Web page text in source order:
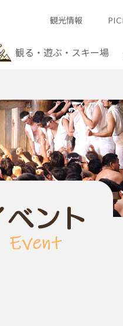
観光情報
観る・遊ぶ・スキー場